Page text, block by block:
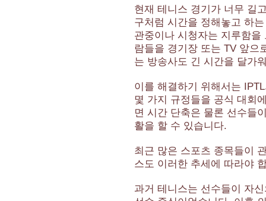
현재 테니스 경기가 너무 길
구처럼 시간을 정해놓고 하
관중이나 시청자는 지루함
람들을 경기장 또는 TV 앞으
는 방송사도 긴 시간을 달가
이를 해결하기 위해서는
몇 가지 규정들을 공식 대회
면 시간 단축은 물론 선수들
활을 할 수 있습니다.
최근 많은 스포츠 종목들이
스도 이러한 추세에 따라야
과거 테니스는 선수들이 자